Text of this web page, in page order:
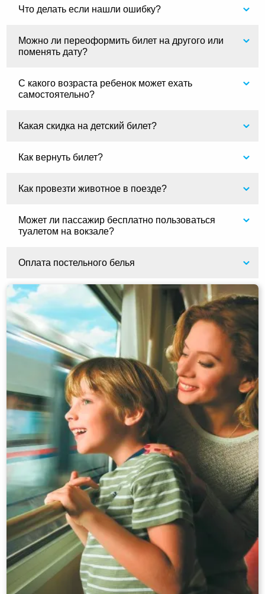
Что делать если нашли ошибку?
Можно ли переоформить билет на другого или
поменять дату?
С какого возраста ребенок может ехать
самостоятельно?
Какая скидка на детский билет?
Как вернуть билет?
Как провезти животное в поезде?
Может ли пассажир бесплатно пользоваться
туалетом на вокзале?
Оплата постельного белья